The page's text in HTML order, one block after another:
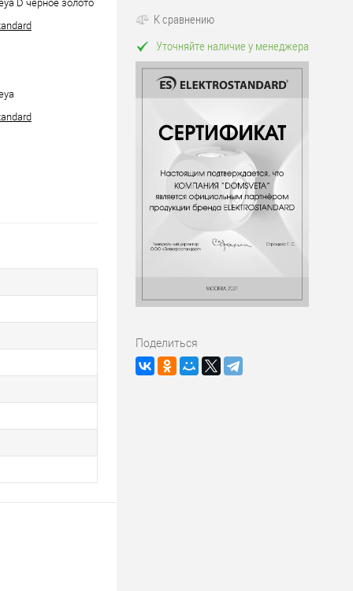
D черное золото
К сравнению
Уточняйте наличие у менеджера
Поделиться